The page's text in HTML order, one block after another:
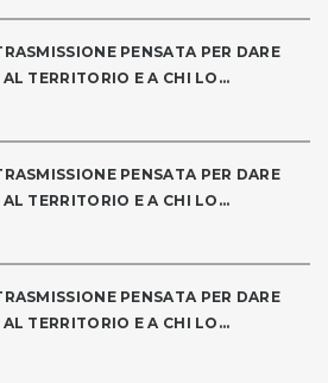
PENSATA PER DARE
AL TERRITORIO E A CHI LO...
PENSATA PER DARE
AL TERRITORIO E A CHI LO...
PENSATA PER DARE
AL TERRITORIO E A CHI LO...